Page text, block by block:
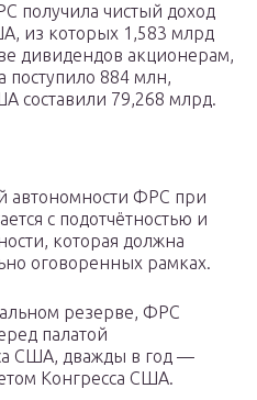
получила чистый доход
из которых 1,583 млрд
дивидендов акционерам,
поступило 884 млн,
составили 79,268 млрд.
автономности ФРС при
с подотчётностью и
которая должна
оговоренных рамках.
резерве, ФРС
палатой
США, дважды в год —
Конгресса США.